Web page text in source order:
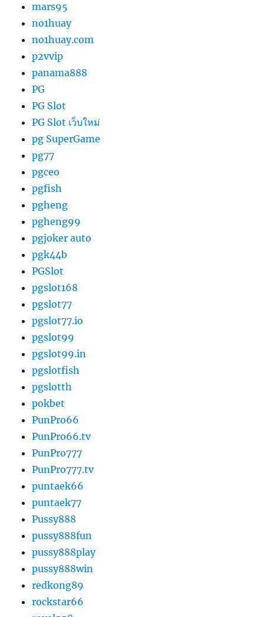
mars95
no1huay
no1huay.com
p2vvip
panama888
PG
PG Slot
PG Slot เว็บใหม่
pg SuperGame
pg77
pgceo
pgfish
pgheng
pgheng99
pgjoker auto
pgk44b
PGSlot
pgslot168
pgslot77
pgslot77.io
pgslot99
pgslot99.in
pgslotfish
pgslotth
pokbet
PunPro66
PunPro66.tv
PunPro777
PunPro777.tv
puntaek66
puntaek77
Pussy888
pussy888fun
pussy888play
pussy888win
redkong89
rockstar66